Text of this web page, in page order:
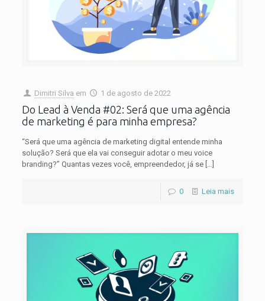
Dimitri Silva em 1 de agosto de 2022
Do Lead à Venda #02: Será que uma agência
de marketing é para minha empresa?
“Será que uma agência de marketing digital entende minha
solução? Será que ela vai conseguir adotar o meu voice
branding?” Quantas vezes você, empreendedor, já se[…]
0 Leia mais